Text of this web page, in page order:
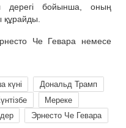
дерегі бойынша, оның
Че Гевара немесе
күні
Дональд Трамп
Мереке
Эрнесто Че Гевара